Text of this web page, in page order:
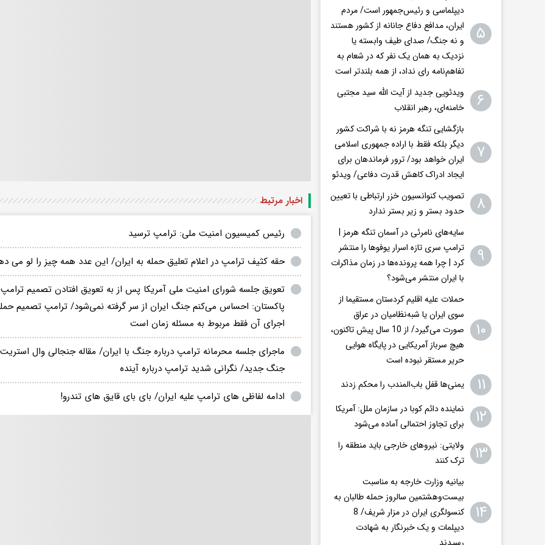
اخبار مرتبط
رئیس کمیسیون امنیت ملی: ترامپ ترسید
حقه کثیف ترامپ در اعلام تعلیق حمله به ایران/ این عدد همه چیز را لو می
تعویق جلسه شورای امنیت ملی آمریکا پس از به تعویق افتادن تصمیم ترامپ
پاکستان: احساس می‌کنم جنگ ایران از سر گرفته نمی‌شود/ ترامپ تصمیم
اجرای آن فقط مربوط به مسئله زمان است
جنگ جدید/ نگرانی شدید ترامپ درباره آینده
ادامه لفاظی های ترامپ علیه ایران/ بای بای قایق های تندرو!
۵
دیپلماسی و رئیس‌جمهور است/ مردم
ایران، مدافع دفاع جانانه از کشور هستند
و نه جنگ/ صدای طیف وابسته یا
نزدیک به همان یک نفر که در شعام به
تفاهم‌نامه رای نداد، از همه بلندتر است
۶
ویدئویی جدید از آیت الله سید مجتبی
خامنه‌ای، رهبر انقلاب
۷
بازگشایی تنگه هرمز نه با شراکت کشور
دیگر بلکه فقط با اراده جمهوری اسلامی
ایران خواهد بود/ ترور فرماندهان برای
ایجاد ادراک کاهش قدرت دفاعی/ ویدئو
۸
تصویب کنوانسیون خزر ارتباطی با تعیین
حدود بستر و زیر بستر ندارد
۹
سایه‌های نامرئی در آسمان تنگه هرمز |
ترامپ سری تازه اسرار یوفوها را منتشر
کرد | چرا همه پرونده‌ها در زمان مذاکرات
با ایران منتشر می‌شود؟
۱۰
حملات علیه اقلیم کردستان مستقیما از
سوی ایران یا شبه‌نظامیان در عراق
صورت می‌گیرد/ از 10 سال پیش تاکنون،
هیچ سرباز آمریکایی در پایگاه هوایی
حریر مستقر نبوده است
۱۱ یمنی‌ها قفل باب‌المندب را محکم زدند
۱۲
نماینده دائم کوبا در سازمان ملل: آمریکا
برای تجاوز احتمالی آماده می‌شود
۱۳
ولایتی: نیروهای خارجی باید منطقه را
ترک کنند
۱۴
بیانیه وزارت خارجه به مناسبت
بیست‌وهشتمین سالروز حمله طالبان به
کنسولگری ایران در مزار شریف/ 8
دیپلمات و یک خبرنگار به شهادت